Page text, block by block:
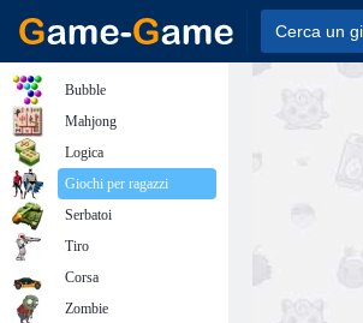
Bubble
Mahjong
Logica
Giochi per ragazzi
Serbatoi
Tiro
Corsa
Zombie